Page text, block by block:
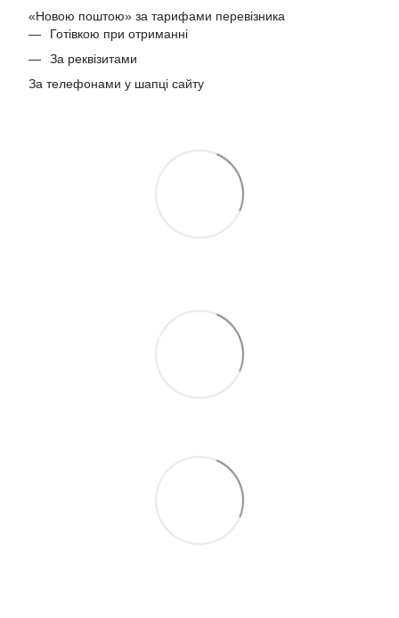
«Новою поштою» за тарифами перевізника
Готівкою при отриманні
За реквізитами
За телефонами у шапці сайту